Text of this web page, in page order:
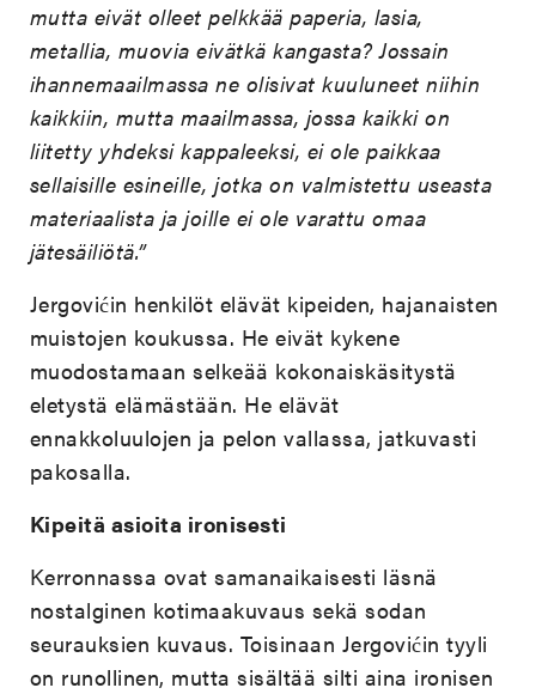
mutta eivät olleet pelkkää paperia, lasia,
metallia, muovia eivätkä kangasta? Jossain
ihannemaailmassa ne olisivat kuuluneet niihin
kaikkiin, mutta maailmassa, jossa kaikki on
liitetty yhdeksi kappaleeksi, ei ole paikkaa
sellaisille esineille, jotka on valmistettu useasta
materiaalista ja joille ei ole varattu omaa
jätesäiliötä.”
Jergovićin henkilöt elävät kipeiden, hajanaisten
muistojen koukussa. He eivät kykene
muodostamaan selkeää kokonaiskäsitystä
eletystä elämästään. He elävät
ennakkoluulojen ja pelon vallassa, jatkuvasti
pakosalla.
Kipeitä asioita ironisesti
Kerronnassa ovat samanaikaisesti läsnä
nostalginen kotimaakuvaus sekä sodan
seurauksien kuvaus. Toisinaan Jergovićin tyyli
on runollinen, mutta sisältää silti aina ironisen